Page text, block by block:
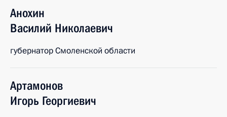
Анохин
Василий Николаевич
губернатор Смоленской области
Артамонов
Игорь Георгиевич